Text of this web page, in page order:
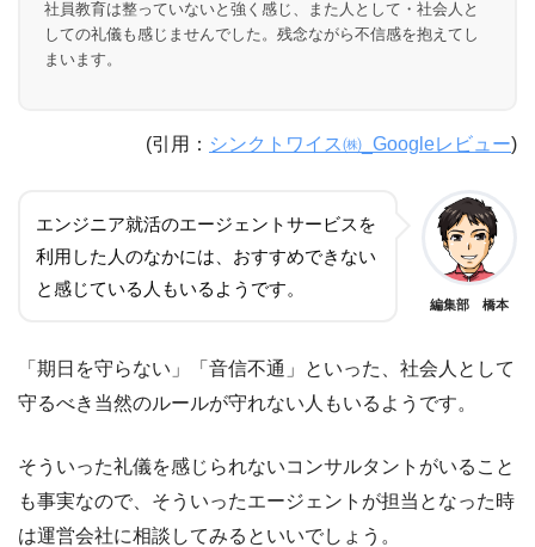
社員教育は整っていないと強く感じ、また人として・社会人と
しての礼儀も感じませんでした。残念ながら不信感を抱えてし
まいます。
(引用： シンクトワイス㈱_Googleレビュー)
エンジニア就活のエージェントサービスを
利用した人のなかには、おすすめできない
と感じている人もいるようです。
編集部 橋本
「期日を守らない」「音信不通」といった、社会人として
守るべき当然のルールが守れない人もいるようです。
そういった礼儀を感じられないコンサルタントがいること
も事実なので、そういったエージェントが担当となった時
は運営会社に相談してみるといいでしょう。